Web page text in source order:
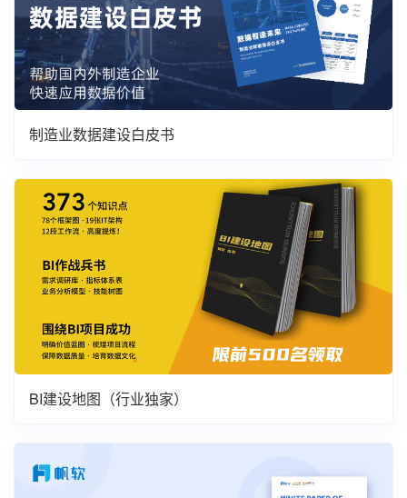
制造业数据建设白皮书
BI建设地图（行业独家）